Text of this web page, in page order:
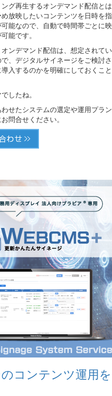
グ再生するオンデマンド配信とは
放映したいコンテンツを日時を指
能なので、自動で時間帯ごとに映
能です。
ンデマンド配信は、想定されてい
、デジタルサイネージをご検討さ
入するのかを明確にしておくこと
したね。
せたシステムの選定や運用プラン
問合せください。
コンテンツ運用を